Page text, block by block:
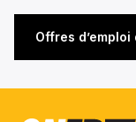
Offres d’emploi